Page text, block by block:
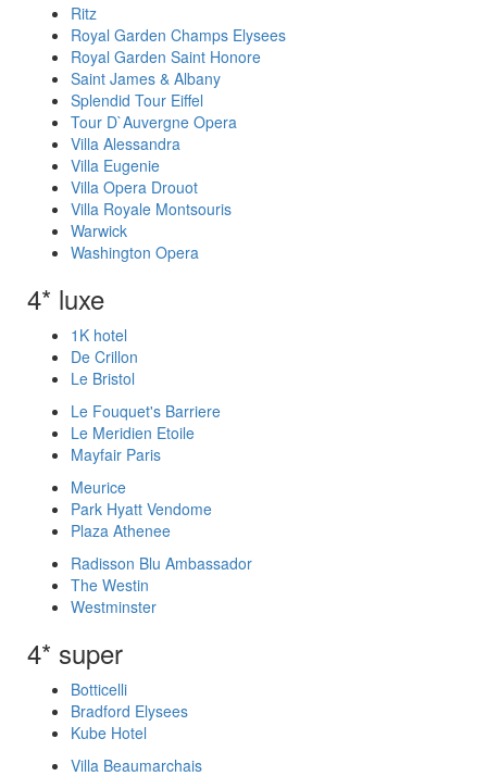
Ritz
Royal Garden Champs Elysees
Royal Garden Saint Honore
Saint James & Albany
Splendid Tour Eiffel
Tour D`Auvergne Opera
Villa Alessandra
Villa Eugenie
Villa Opera Drouot
Villa Royale Montsouris
Warwick
Washington Opera
4* luxe
1K hotel
De Crillon
Le Bristol
Le Fouquet's Barriere
Le Meridien Etoile
Mayfair Paris
Meurice
Park Hyatt Vendome
Plaza Athenee
Radisson Blu Ambassador
The Westin
Westminster
4* super
Botticelli
Bradford Elysees
Kube Hotel
Villa Beaumarchais